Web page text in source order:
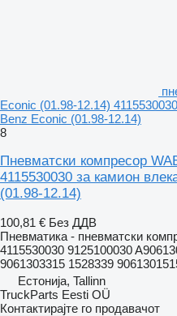
Econic (01.98-12.14)
Benz Econic (01.98-12.14)
8
Пневматски компресор
4115530030 за камион
(01.98-12.14)
100,81 € Без ДДВ
Пневматика - пневматски
4115530030 9125100030
9061303315 1528339
Естонија, Tallinn
TruckParts Eesti OÜ
Контактирајте го продавачот